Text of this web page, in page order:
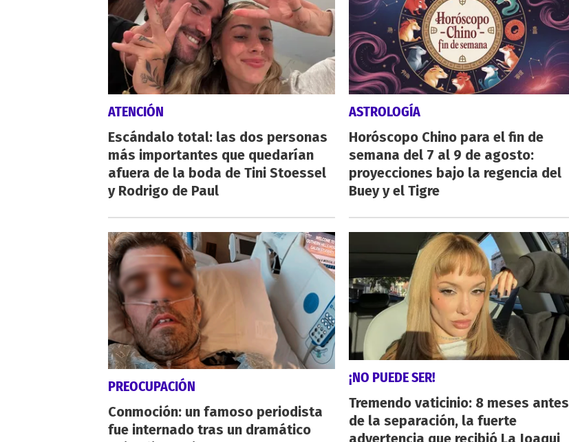
ATENCIÓN
Escándalo total: las dos personas
más importantes que quedarían
afuera de la boda de Tini Stoessel
y Rodrigo de Paul
ASTROLOGÍA
Horóscopo Chino para el fin de
semana del 7 al 9 de agosto:
proyecciones bajo la regencia del
Buey y el Tigre
PREOCUPACIÓN
Conmoción: un famoso periodista
fue internado tras un dramático
¡NO PUEDE SER!
Tremendo vaticinio: 8 meses antes
de la separación, la fuerte
advertencia que recibió La Joaqui